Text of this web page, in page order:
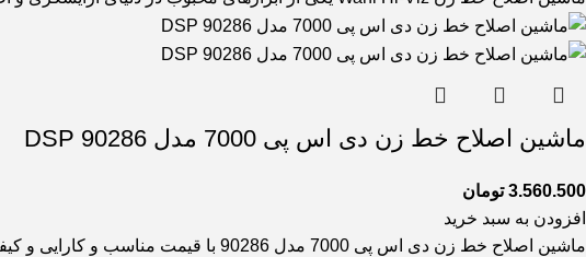
ماشین اصلاح خط زن دی اس پی 7000 مدل 90286 DSP
3.560.500 تومان
افزودن به سبد خرید
ماشین اصلاح خط زن دی اس پی 7000 مدل 90286 با قیمت مناسب و کارایی و کیفیت بالا که مناسب